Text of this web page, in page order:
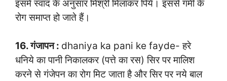
इसमें स्वाद के अनुसार मिश्री मिलाकर पियें। इससे गर्मी के
रोग समाप्त हो जाते हैं।
16. गंजापन : dhaniya ka pani ke fayde- हरे
धनिये का पानी निकालकर (पत्ते का रस) सिर पर मालिश
करने से गंजेपन का रोग मिट जाता है और सिर पर नये बाल